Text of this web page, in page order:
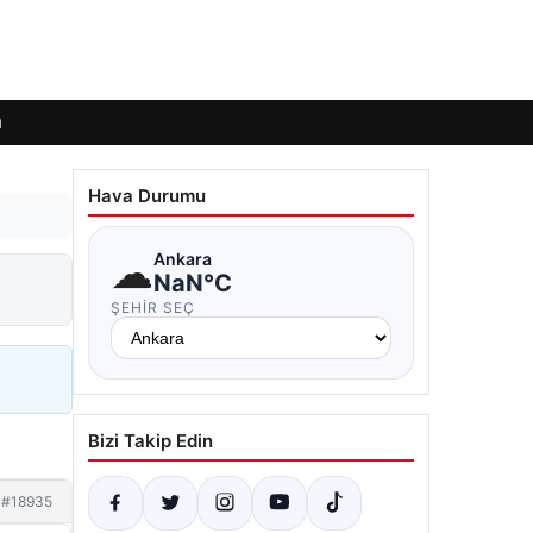
#18935
Hava Durumu
☁Ankara
NaN°C
ŞEHIR SEÇ
Bizi Takip Edin